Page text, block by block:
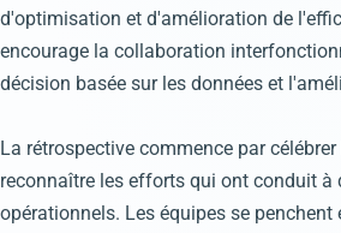
d'optimisation et d'amélioration de
encourage la collaboration
décision basée sur les données et
La rétrospective commence par
reconnaître les efforts qui ont conduit à
opérationnels. Les équipes se penchent